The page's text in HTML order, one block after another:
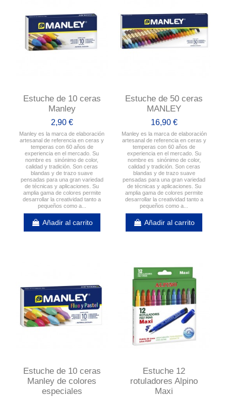
Estuche de 10 ceras
Manley
2,90 €
Manley es la marca de elaboración
artesanal de referencia en ceras y
temperas con 60 años de
experiencia en el mercado. Su
nombre es sinónimo de color,
calidad y tradición. Son ceras
blandas y de trazo suave
pensadas para una gran variedad
de técnicas y aplicaciones. Su
amplia gama de colores permite
desarrollar la creatividad tanto a
pequeños como a...
Añadir al carrito
Estuche de 50 ceras
MANLEY
16,90 €
Manley es la marca de elaboración
artesanal de referencia en ceras y
temperas con 60 años de
experiencia en el mercado. Su
nombre es sinónimo de color,
calidad y tradición. Son ceras
blandas y de trazo suave
pensadas para una gran variedad
de técnicas y aplicaciones. Su
amplia gama de colores permite
desarrollar la creatividad tanto a
pequeños como a...
Añadir al carrito
Estuche de 10 ceras
Manley de colores
especiales
Estuche 12
rotuladores Alpino
Maxi